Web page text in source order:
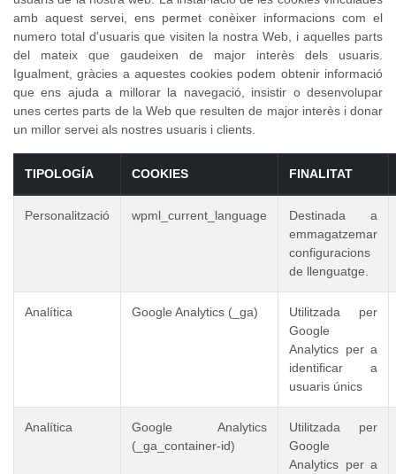
amb aquest servei, ens permet conèixer informacions com el
numero total d'usuaris que visiten la nostra Web, i aquelles parts
del mateix que gaudeixen de major interès dels usuaris.
Igualment, gràcies a aquestes cookies podem obtenir informació
que ens ajuda a millorar la navegació, insistir o desenvolupar
unes certes parts de la Web que resulten de major interès i donar
un millor servei als nostres usuaris i clients.
TIPOLOGÍA COOKIES FINALITAT
Personalització wpml_current_language
Destinada a
emmagatzemar
configuracions
de llenguatge.
Analítica Google Analytics (_ga)
Utilitzada per
Google
Analytics per a
identificar a
usuaris únics
Analítica
Google Analytics
(_ga_container-id)
Utilitzada per
Google
Analytics per a